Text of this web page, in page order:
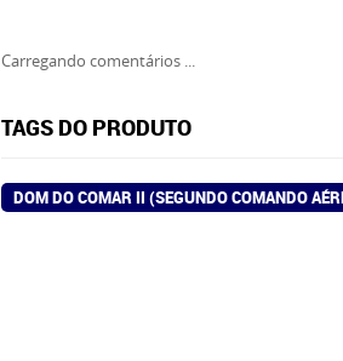
Carregando comentários ...
TAGS DO PRODUTO
DOM DO COMAR II (SEGUNDO COMANDO